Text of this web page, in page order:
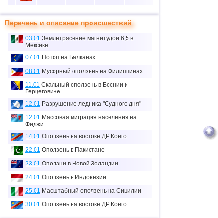
10 5 37 50 20
11 1 3 0
12
13
≈
тыс.
14
16
19
20 3 0
21 1 6 1 0
22 1 2 0
Перечень и описание происшествий
03.01 Землетрясение магнитудой 6,5 в
Мексике
07.01 Потоп на Балканах
08.01 Мусорный оползень на Филиппинах
11.01 Скальный оползень в Боснии и
Герцеговине
12.01 Разрушение ледника "Судного дня"
12.01 Массовая миграция населения на
Фиджи
14.01 Оползень на востоке ДР Конго
22.01 Оползень в Пакистане
23.01 Оползни в Новой Зеландии
24.01 Оползень в Индонезии
25.01 Масштабный оползень на Сицилии
30.01 Оползень на востоке ДР Конго